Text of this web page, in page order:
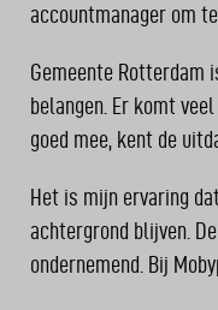
accountmanager om
Gemeente Rotterdam
belangen. Er komt
goed mee, kent de
Het is mijn ervaring
achtergrond blijven.
ondernemend. Bij